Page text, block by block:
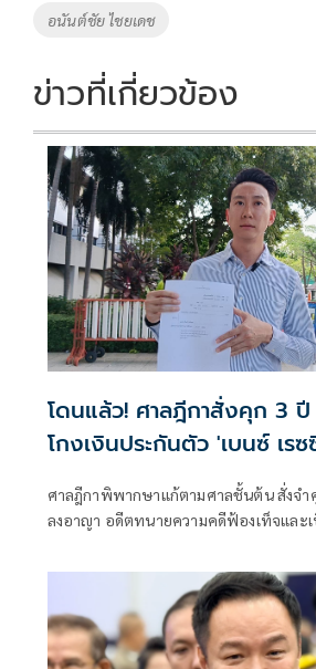
อนันต์ชัย ไชยเดช
ข่าวที่เกี่ยวข้อง
โดนแล้ว! ศาลฎีกาสั่งคุก 3
โกงเงินประกันตัว 'เบนซ์ เร
ศาลฎีกาพิพากษาแก้ตามศาลชั้นต้น สั่งจำ
ลงอาญา อดีตทนายความคดีฟ้องเท็จและเ